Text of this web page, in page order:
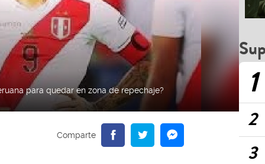
para quedar en zona de repechaje? 1
2
3